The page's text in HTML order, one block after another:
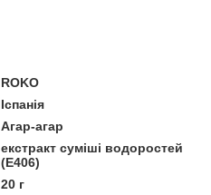
ROKO
Іспанія
Агар-агар
екстракт суміші водоростей
(Е406)
20 г